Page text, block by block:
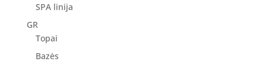
SPA linija
GR
Topai
Bazės